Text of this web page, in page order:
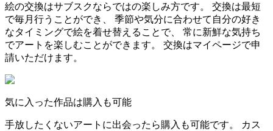
絵の交換はサブスクならではの楽しみ方です。 交換は最短
で毎月行うことができ、 季節や気分に合わせて自分の好き
なタイミングで絵を着せ替えることで、 常に新鮮な気持ち
でアートを楽しむことができます。 交換はマイページで申
請いただけます。
気に入った作品は購入も可能
手放したくないアートに出会ったら購入も可能です。 カス